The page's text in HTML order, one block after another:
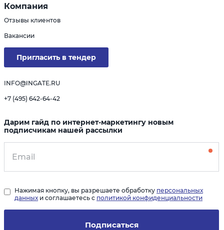
Компания
Отзывы клиентов
Вакансии
Пригласить в тендер
INFO@INGATE.RU
+7 (495) 642-64-42
Дарим гайд по интернет-маркетингу новым
подписчикам нашей рассылки
Подписаться
Нажимая кнопку, вы разрешаете обработку персональных
данных и соглашаетесь с политикой конфиденциальности